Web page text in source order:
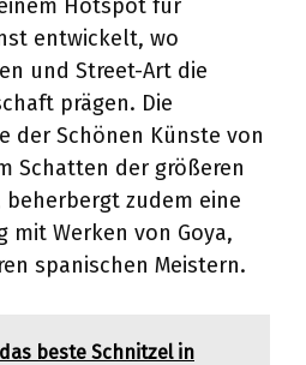
Hotspot für
entwickelt, wo
und Street-Art die
prägen. Die
der Schönen Künste von
Schatten der größeren
zudem eine
mit Werken von Goya,
spanischen Meistern.
beste Schnitzel in